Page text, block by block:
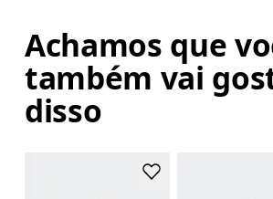
Achamos que
também vai
disso